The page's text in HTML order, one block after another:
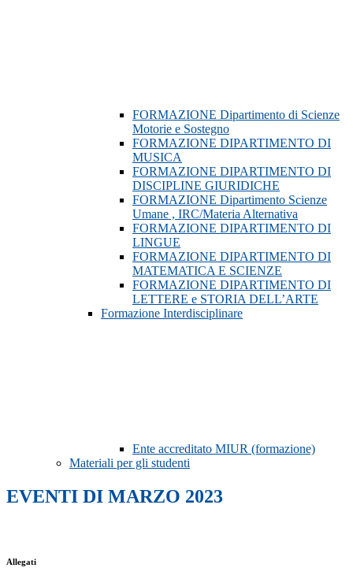
FORMAZIONE Dipartimento di Scienze
Motorie e Sostegno
FORMAZIONE DIPARTIMENTO DI
MUSICA
FORMAZIONE DIPARTIMENTO DI
DISCIPLINE GIURIDICHE
FORMAZIONE Dipartimento Scienze
Umane , IRC/Materia Alternativa
FORMAZIONE DIPARTIMENTO DI
LINGUE
FORMAZIONE DIPARTIMENTO DI
MATEMATICA E SCIENZE
FORMAZIONE DIPARTIMENTO DI
LETTERE e STORIA DELL’ARTE
Formazione Interdisciplinare
Ente accreditato MIUR (formazione)
Materiali per gli studenti
EVENTI DI MARZO 2023
Allegati